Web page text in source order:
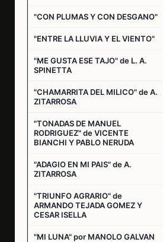
"CON PLUMAS Y CON DESGANO"
"ENTRE LA LLUVIA Y EL VIENTO"
"ME GUSTA ESE TAJO" de L. A.
SPINETTA
"CHAMARRITA DEL MILICO" de A.
ZITARROSA
"TONADAS DE MANUEL
RODRIGUEZ" de VICENTE
BIANCHI Y PABLO NERUDA
"ADAGIO EN MI PAIS" de A.
ZITARROSA
"TRIUNFO AGRARIO" de
ARMANDO TEJADA GOMEZ Y
CESAR ISELLA
"MI LUNA" por MANOLO GALVAN